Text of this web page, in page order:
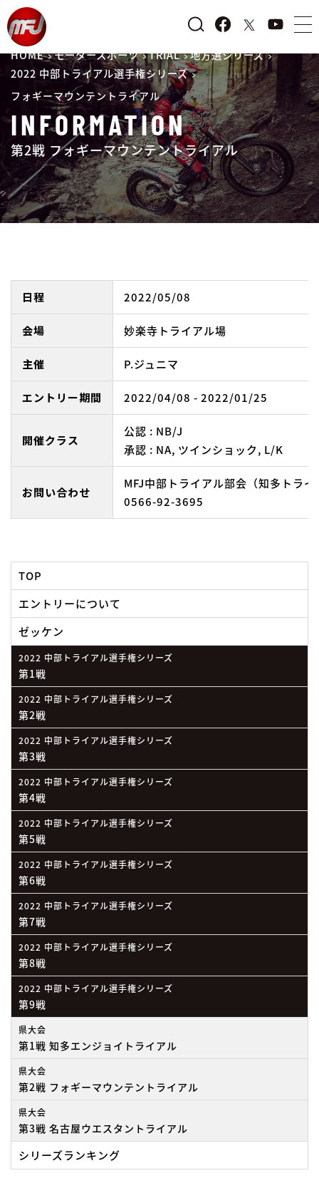
HOME モータースポーツ TRIAL
地方選シリーズ
2022 中部トライアル選手権シリーズ
フォギーマウンテントライアル
INFORMATION
第2戦 フォギーマウンテントライアル
日程 2022/05/08
会場 妙楽寺トライアル場
主催 P.ジュニマ
エントリー期間 2022/04/08 - 2022/01/25
開催クラス
公認 : NB/J
承認 : NA, ツインショック, L/K
お問い合わせ
MFJ中部トライアル部会（知多トラ
0566-92-3695
TOP
エントリーについて
ゼッケン
2022 中部トライアル選手権シリーズ
第1戦
2022 中部トライアル選手権シリーズ
第2戦
2022 中部トライアル選手権シリーズ
第3戦
2022 中部トライアル選手権シリーズ
第4戦
2022 中部トライアル選手権シリーズ
第5戦
2022 中部トライアル選手権シリーズ
第6戦
2022 中部トライアル選手権シリーズ
第7戦
2022 中部トライアル選手権シリーズ
第8戦
2022 中部トライアル選手権シリーズ
第9戦
県大会
第1戦 知多エンジョイトライアル
県大会
第2戦 フォギーマウンテントライアル
県大会
第3戦 名古屋ウエスタントライアル
シリーズランキング